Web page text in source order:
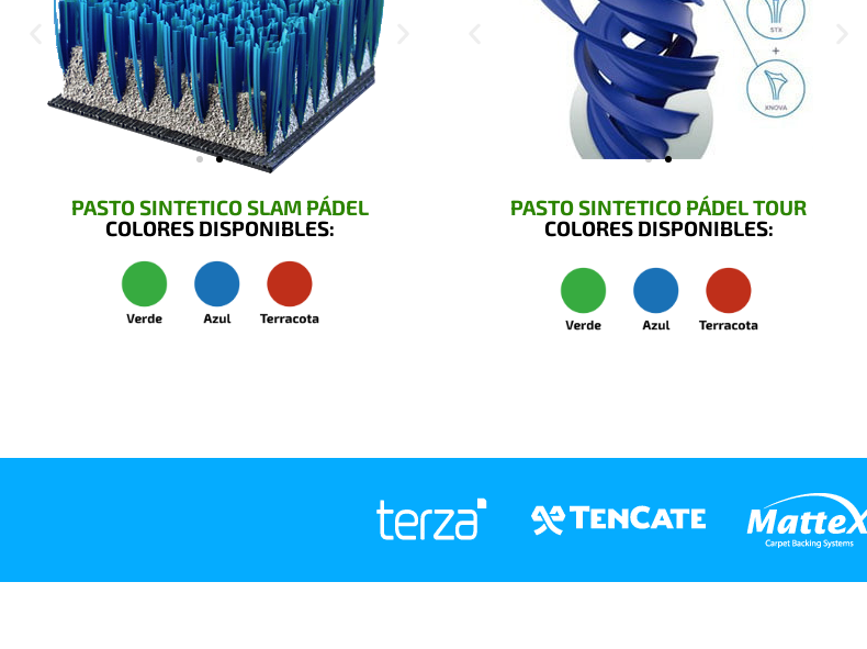
PASTO SINTETICO SLAM PÁDEL
COLORES DISPONIBLES:
PASTO SINTETICO PÁDEL TOUR
COLORES DISPONIBLES: